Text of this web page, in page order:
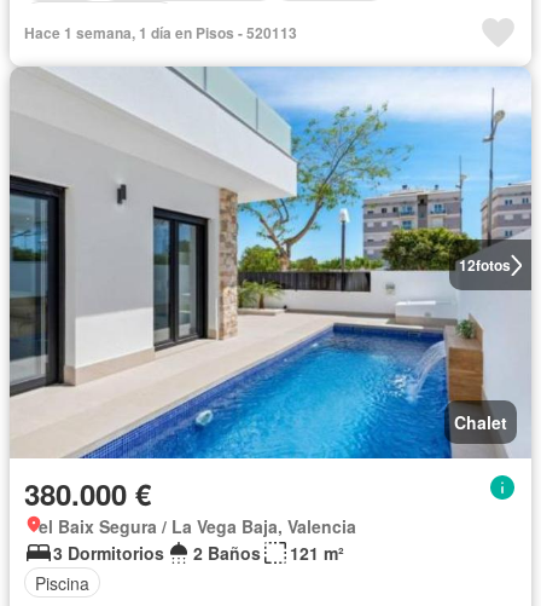
Hace 1 semana, 1 día en Pisos - 520113
12fotos
Chalet
380.000 €
el Baix Segura / La Vega Baja, Valencia
3 Dormitorios
2 Baños
121 m²
Piscina